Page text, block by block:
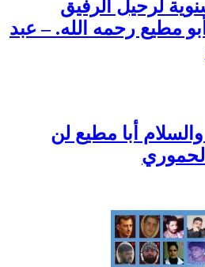
لرحيل الرفيق
مطيع رحمه الله. – عبد
أبا مطيع لن